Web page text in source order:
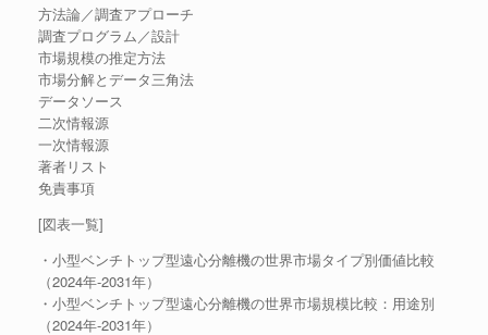
方法論／調査アプローチ
調査プログラム／設計
市場規模の推定方法
市場分解とデータ三角法
データソース
二次情報源
一次情報源
著者リスト
免責事項
[図表一覧]
・小型ベンチトップ型遠心分離機の世界市場タイプ別価値比較
（2024年-2031年）
・小型ベンチトップ型遠心分離機の世界市場規模比較：用途別
（2024年-2031年）